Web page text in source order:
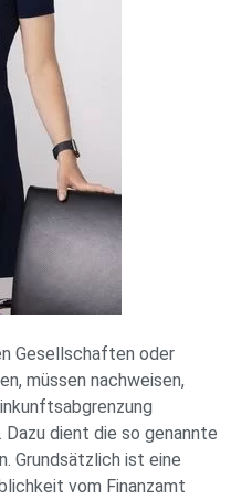
Gesellschaften oder
müssen nachweisen,
dient die so genannte
Grundsätzlich ist eine
vom Finanzamt